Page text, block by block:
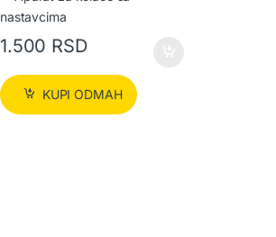
1.500 RSD
KUPI ODMAH